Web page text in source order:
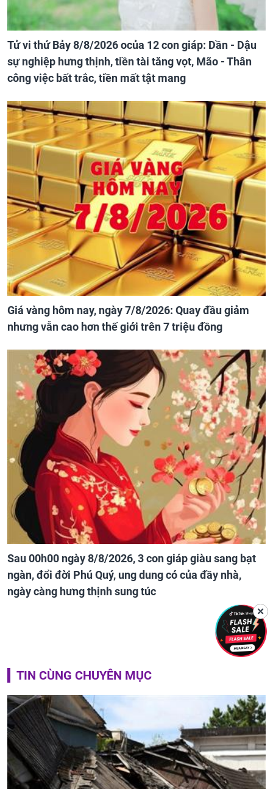
Tử vi thứ Bảy 8/8/2026 ocủa 12 con giáp: Dần - Dậu
sự nghiệp hưng thịnh, tiền tài tăng vọt, Mão - Thân
công việc bất trắc, tiền mất tật mang
Giá vàng hôm nay, ngày 7/8/2026: Quay đầu giảm
nhưng vẫn cao hơn thế giới trên 7 triệu đồng
Sau 00h00 ngày 8/8/2026, 3 con giáp giàu sang bạt
ngàn, đổi đời Phú Quý, ung dung có của đầy nhà,
ngày càng hưng thịnh sung túc
TIN CÙNG CHUYÊN MỤC
✕